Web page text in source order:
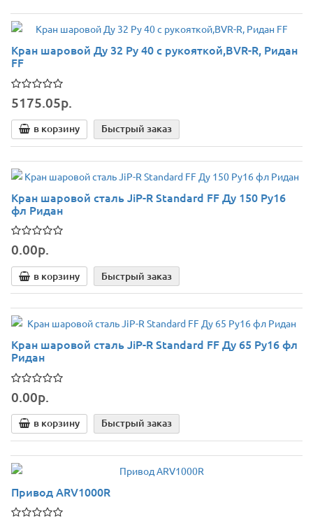
Кран шаровой Ду 32 Pу 40 с рукояткой,BVR-R, Ридан
FF
5175.05р.
в корзину Быстрый заказ
Кран шаровой сталь JiP-R Standard FF Ду 150 Ру16
фл Ридан
0.00р.
в корзину Быстрый заказ
Кран шаровой сталь JiP-R Standard FF Ду 65 Ру16 фл
Ридан
0.00р.
в корзину Быстрый заказ
Привод ARV1000R